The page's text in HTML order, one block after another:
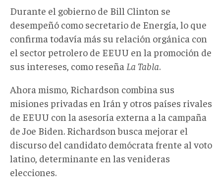
Durante el gobierno de Bill Clinton se
desempeñó como secretario de Energía, lo que
confirma todavía más su relación orgánica con
el sector petrolero de EEUU en la promoción de
sus intereses, como reseña La Tabla.
Ahora mismo, Richardson combina sus
misiones privadas en Irán y otros países rivales
de EEUU con la asesoría externa a la campaña
de Joe Biden. Richardson busca mejorar el
discurso del candidato demócrata frente al voto
latino, determinante en las venideras
elecciones.